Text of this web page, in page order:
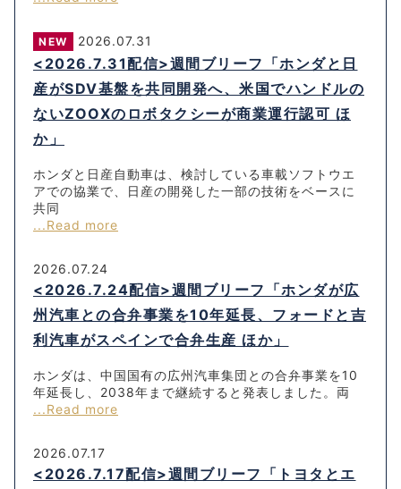
NEW 2026.07.31
<2026.7.31配信>週間ブリーフ「ホンダと日
産がSDV基盤を共同開発へ、米国でハンドルの
ないZOOXのロボタクシーが商業運行認可 ほ
か」
ホンダと日産自動車は、検討している車載ソフトウエ
アでの協業で、日産の開発した一部の技術をベースに
共同
...Read more
2026.07.24
<2026.7.24配信>週間ブリーフ「ホンダが広
州汽車との合弁事業を10年延長、フォードと吉
利汽車がスペインで合弁生産 ほか」
ホンダは、中国国有の広州汽車集団との合弁事業を10
年延長し、2038年まで継続すると発表しました。両
...Read more
2026.07.17
<2026.7.17配信>週間ブリーフ「トヨタとエ